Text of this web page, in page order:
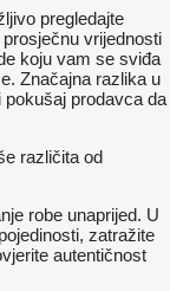
pregledajte
vrijednosti
koju vam se sviđa
Značajna razlika u
prodavca da
različita od
robe unaprijed. U
zatražite
autentičnost